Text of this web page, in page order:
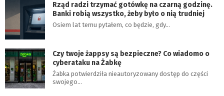
Rząd radzi trzymać gotówkę na czarną godzinę.
Banki robią wszystko, żeby było o nią trudniej
Osiem lat temu pytałem, co będzie, gdy…
Czy twoje żappsy są bezpieczne? Co wiadomo o
cyberataku na Żabkę
Żabka potwierdziła nieautoryzowany dostęp do części
swojego…